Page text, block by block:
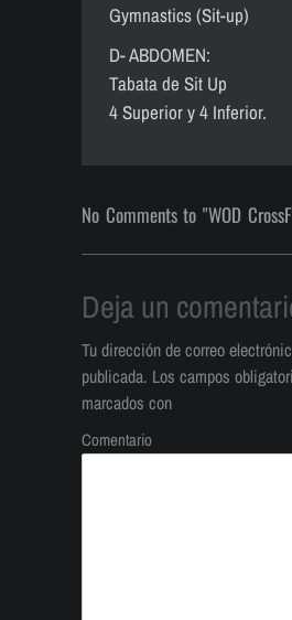
Gymnastics (Sit-up)
D- ABDOMEN:
Tabata de Sit Up
4 Superior y 4 Inferior.
No Comments to "WOD
Deja un
Tu dirección de correo
publicada. Los campos
marcados con
Comentario